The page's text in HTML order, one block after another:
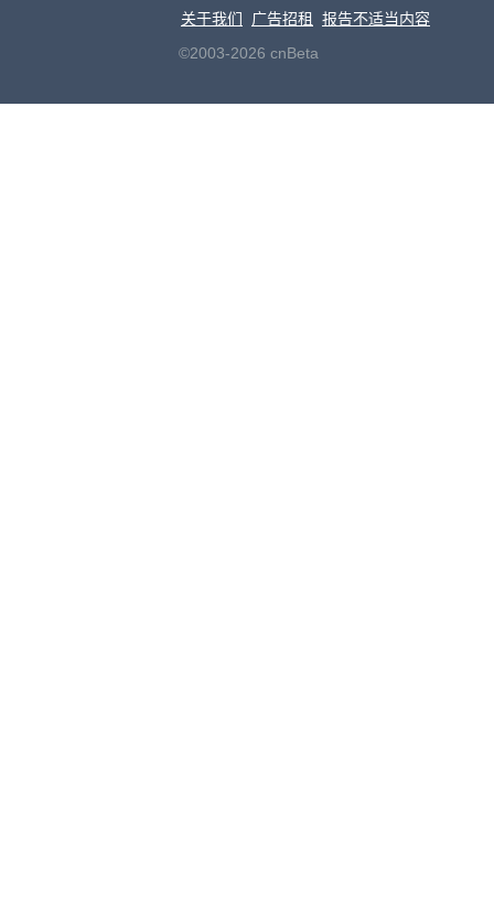
关于我们
广告招租
报告不适当内容
©2003-2026 cnBeta